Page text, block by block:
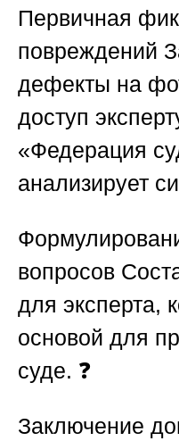
Первичная
повреждений
дефекты на
доступ
«Федерация
анализирует
вопросов
для эксперта,
основой для
суде. ❓
Заключение